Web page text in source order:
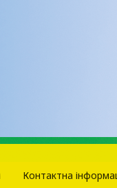
Контактна